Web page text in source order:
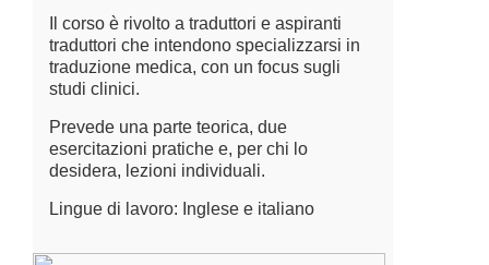
Il corso è rivolto a traduttori e aspiranti
traduttori che intendono specializzarsi in
traduzione medica, con un focus sugli
studi clinici.
Prevede una parte teorica, due
esercitazioni pratiche e, per chi lo
desidera, lezioni individuali.
Lingue di lavoro: Inglese e italiano